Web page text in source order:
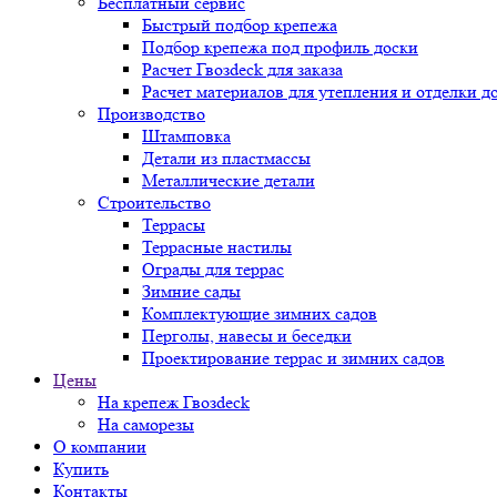
Быстрый подбор крепежа
Подбор крепежа под профиль доски
Расчет Гвозdeck для заказа
Расчет материалов для утепления и отделки
Производство
Штамповка
Детали из пластмассы
Металлические детали
Строительство
Террасы
Террасные настилы
Ограды для террас
Зимние сады
Комплектующие зимних садов
Перголы, навесы и беседки
Проектирование террас и зимних садов
Цены
На крепеж Гвозdeck
На саморезы
О компании
Купить
Контакты